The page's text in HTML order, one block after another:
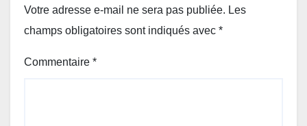
Votre adresse e-mail ne sera pas publiée. Les
champs obligatoires sont indiqués avec *
Commentaire *